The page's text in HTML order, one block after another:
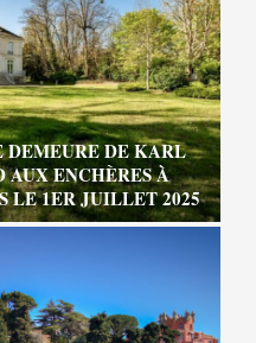
DEMEURE DE KARL
AUX ENCHÈRES À
LE 1ER JUILLET 2025